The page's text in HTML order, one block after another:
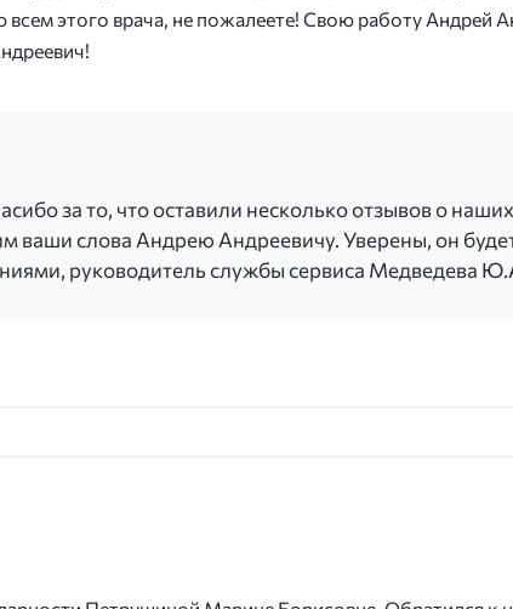
этого врача, не пожалеете! Свою работу Андрей
за то, что оставили несколько отзывов о
ваши слова Андрею Андреевичу. Уверены, он
руководитель службы сервиса Медведева